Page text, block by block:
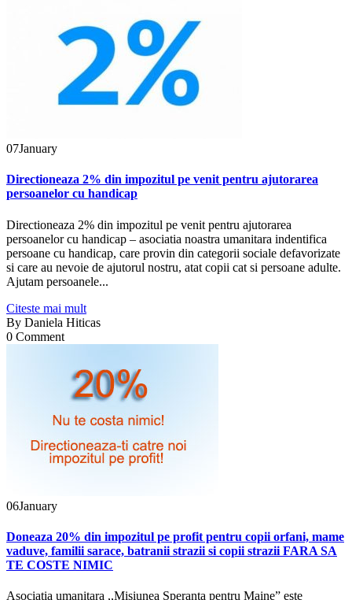
07January
Directioneaza 2% din impozitul pe venit pentru ajutorarea
persoanelor cu handicap
Directioneaza 2% din impozitul pe venit pentru ajutorarea
persoanelor cu handicap – asociatia noastra umanitara indentifica
persoane cu handicap, care provin din categorii sociale defavorizate
si care au nevoie de ajutorul nostru, atat copii cat si persoane adulte.
Ajutam persoanele...
Citeste mai mult
By Daniela Hiticas
0 Comment
06January
Doneaza 20% din impozitul pe profit pentru copii orfani, mame
vaduve, familii sarace, batranii strazii si copii strazii FARA SA
TE COSTE NIMIC
Asociatia umanitara ,,Misiunea Speranta pentru Maine” este